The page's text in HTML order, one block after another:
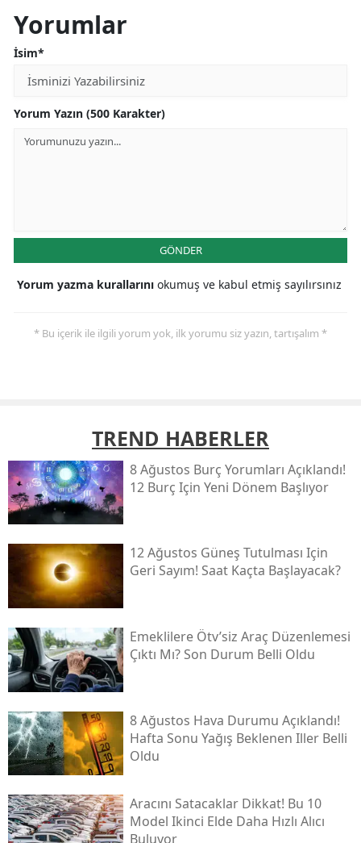
Yorumlar
İsim*
Yorum Yazın (500 Karakter)
GÖNDER
Yorum yazma kurallarını okumuş ve kabul etmiş sayılırsınız
* Bu içerik ile ilgili yorum yok, ilk yorumu siz yazın, tartışalım *
TREND HABERLER
8 Ağustos Burç Yorumları Açıklandı!
12 Burç Için Yeni Dönem Başlıyor
12 Ağustos Güneş Tutulması Için
Geri Sayım! Saat Kaçta Başlayacak?
Emeklilere Ötv’siz Araç Düzenlemesi
Çıktı Mı? Son Durum Belli Oldu
8 Ağustos Hava Durumu Açıklandı!
Hafta Sonu Yağış Beklenen Iller Belli
Oldu
Aracını Satacaklar Dikkat! Bu 10
Model Ikinci Elde Daha Hızlı Alıcı
Buluyor